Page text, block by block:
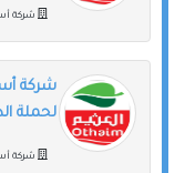
شركة
شركة
لحملة
شركة